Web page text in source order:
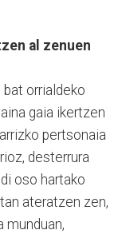
al zenuen
bat orrialdeko
gaia ikertzen
pertsonaia
desterrura
oso hartako
ateratzen zen,
munduan,